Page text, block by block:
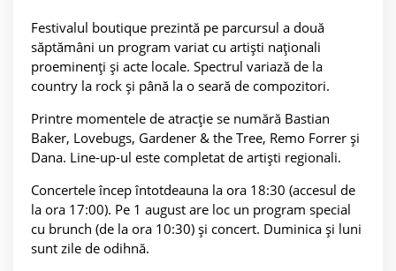
Festivalul boutique prezintă pe parcursul a două
săptămâni un program variat cu artiști naționali
proeminenți și acte locale. Spectrul variază de la
country la rock și până la o seară de compozitori.
Printre momentele de atracție se numără Bastian
Baker, Lovebugs, Gardener & the Tree, Remo Forrer și
Dana. Line-up-ul este completat de artiști regionali.
Concertele încep întotdeauna la ora 18:30 (accesul de
la ora 17:00). Pe 1 august are loc un program special
cu brunch (de la ora 10:30) și concert. Duminica și luni
sunt zile de odihnă.